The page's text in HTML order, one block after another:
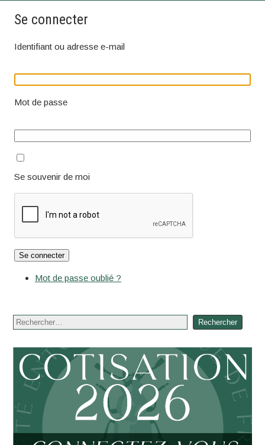
Se connecter
Identifiant ou adresse e-mail
Mot de passe
Se souvenir de moi
Se connecter
Mot de passe oublié ?